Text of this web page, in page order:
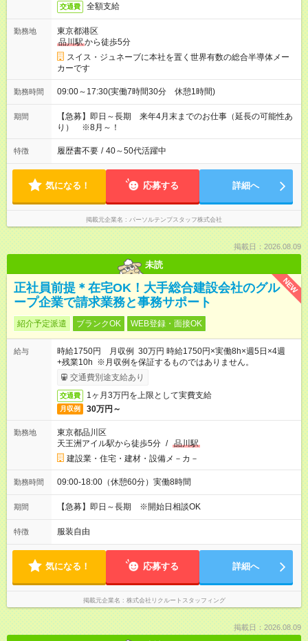
交通費 全額支給
勤務地
東京都港区
品川駅から徒歩5分
スイス・ジュネーブに本社を置く世界有数の総合半導体メー
カーです
勤務時間 09:00～17:30(実働7時間30分 休憩1時間)
期間
【急募】即日～長期 来年4月末までのお仕事（延長の可能性あ
り） ※8月～！
特徴 履歴書不要 / 40～50代活躍中
気になる！ 応募する 詳細へ
掲載元企業名 パーソルテンプスタッフ株式会社
掲載日：2026.08.09
未読
NEW
正社員前提＊在宅OK！大手総合建設会社のグル
ープ企業で請求業務と事務サポート
紹介予定派遣 ブランクOK WEB登録・面接OK
給与
時給1750円 月収例 30万円 時給1750円×実働8h×週5日×4週
+残業10h ※月収例を保証するものではありません。
交通費別途支給あり
交通費 1ヶ月3万円を上限として実費支給
月収例 30万円～
勤務地
東京都品川区
天王洲アイル駅から徒歩5分 / 品川駅
建設業・住宅・建材・設備メ－カ－
勤務時間 09:00-18:00（休憩60分）実働8時間
期間 【急募】即日～長期 ※開始日相談OK
特徴 服装自由
気になる！ 応募する 詳細へ
掲載元企業名 株式会社リクルートスタッフィング
掲載日：2026.08.09